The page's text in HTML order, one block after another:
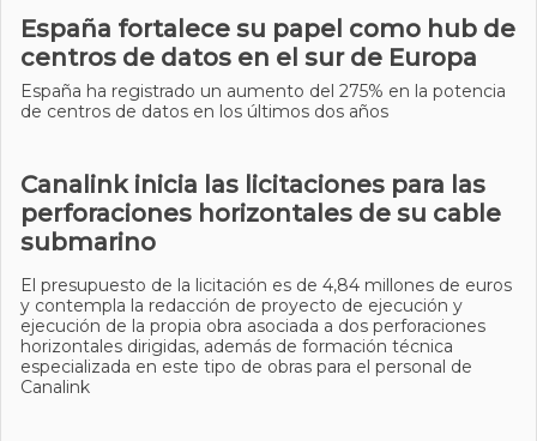
España fortalece su papel como hub de
centros de datos en el sur de Europa
España ha registrado un aumento del 275% en la potencia
de centros de datos en los últimos dos años
Canalink inicia las licitaciones para las
perforaciones horizontales de su cable
submarino
El presupuesto de la licitación es de 4,84 millones de euros
y contempla la redacción de proyecto de ejecución y
ejecución de la propia obra asociada a dos perforaciones
horizontales dirigidas, además de formación técnica
especializada en este tipo de obras para el personal de
Canalink